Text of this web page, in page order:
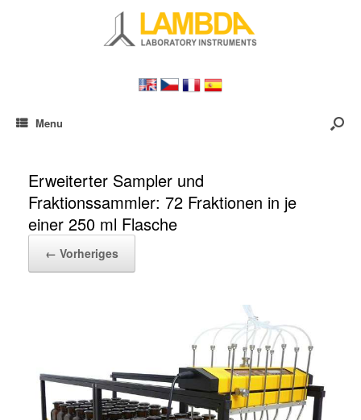
Menu
Erweiterter Sampler und
Fraktionssammler: 72 Fraktionen in je
einer 250 ml Flasche
← Vorheriges